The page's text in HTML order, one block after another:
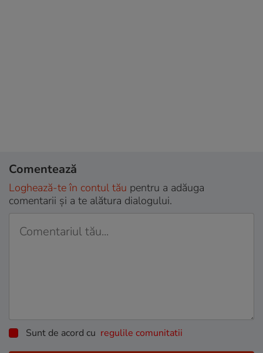
Comentează
Loghează-te în contul tău pentru a adăuga
comentarii și a te alătura dialogului.
Sunt de acord cu regulile comunitatii